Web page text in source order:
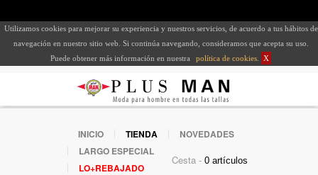
Utilizamos cookies para mejorar su experiencia y nuestros servicios, de acuerdo a tus hábitos de
navegación en nuestro sitio web. Si continúa navegando, consideramos que acepta su uso.
Puede obtener más información en nuestra
política de cookies X
INICIO TIENDA
NOVEDADES
LARGO ESPECIAL
LO+REBAJADO
Cesta -